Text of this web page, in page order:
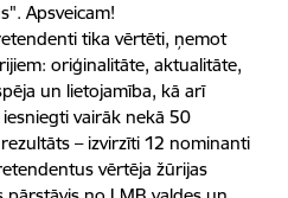
Apsveicam!
tika vērtēti, ņemot
oriģinalitāte, aktualitāte,
un lietojamība, kā arī
vairāk nekā 50
– izvirzīti 12 nominanti
vērtēja žūrijas